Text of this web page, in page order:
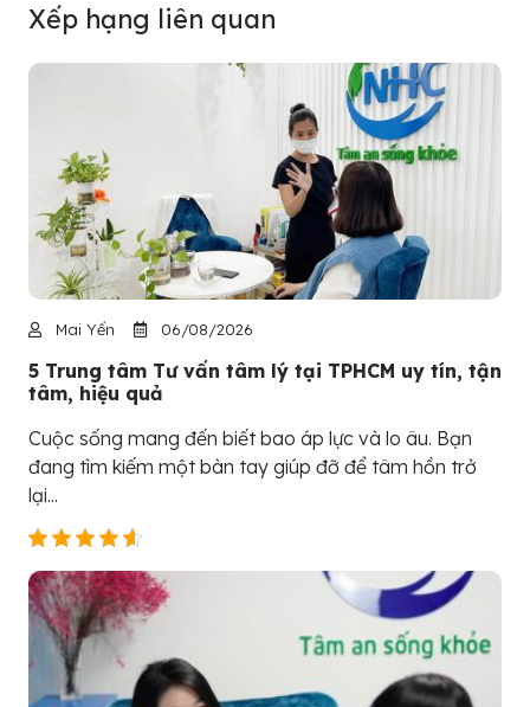
Xếp hạng liên quan
Mai Yến 06/08/2026
5 Trung tâm Tư vấn tâm lý tại TPHCM uy tín, tận
tâm, hiệu quả
Cuộc sống mang đến biết bao áp lực và lo âu. Bạn
đang tìm kiếm một bàn tay giúp đỡ để tâm hồn trở
lại...